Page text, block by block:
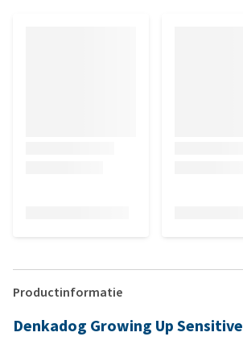
Productinformatie
Denkadog Growing Up Sensitive